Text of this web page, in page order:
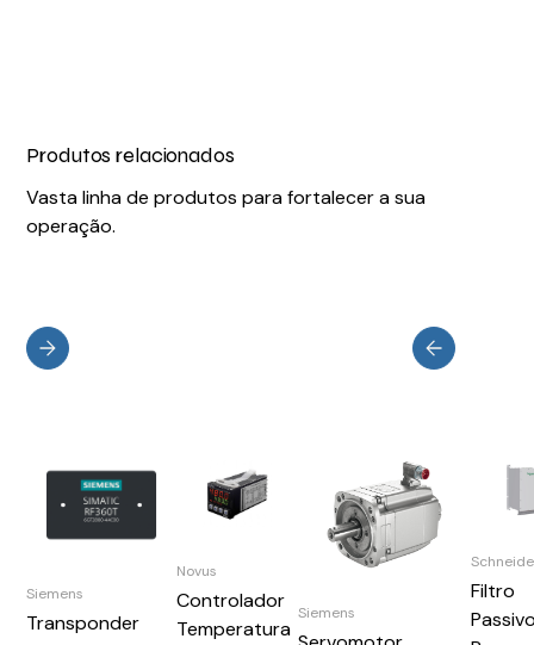
Produtos relacionados
Vasta linha de produtos para fortalecer a sua
operação.
Siemens
Transponder
Novus
Controlador
Temperatura
Siemens
Filtro